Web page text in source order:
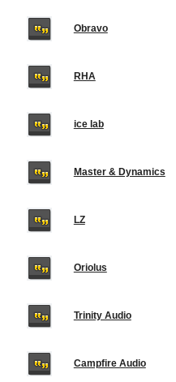
Obravo
RHA
ice lab
Master & Dynamics
LZ
Oriolus
Trinity Audio
Campfire Audio